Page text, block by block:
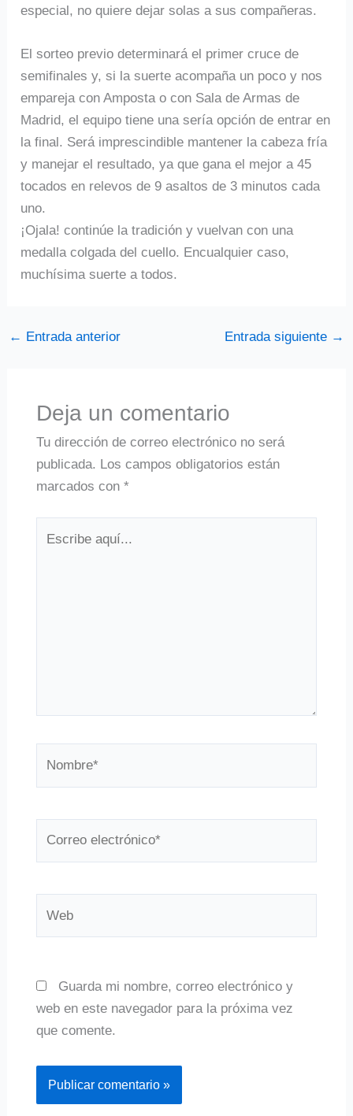
especial, no quiere dejar solas a sus compañeras.
El sorteo previo determinará el primer cruce de
semifinales y, si la suerte acompaña un poco y nos
empareja con Amposta o con Sala de Armas de
Madrid, el equipo tiene una sería opción de entrar en
la final. Será imprescindible mantener la cabeza fría
y manejar el resultado, ya que gana el mejor a 45
tocados en relevos de 9 asaltos de 3 minutos cada
uno.
¡Ojala! continúe la tradición y vuelvan con una
medalla colgada del cuello. Encualquier caso,
muchísima suerte a todos.
← Entrada anterior Entrada siguiente →
Deja un comentario
Tu dirección de correo electrónico no será
publicada. Los campos obligatorios están
marcados con *
Guarda mi nombre, correo electrónico y
web en este navegador para la próxima vez
que comente.